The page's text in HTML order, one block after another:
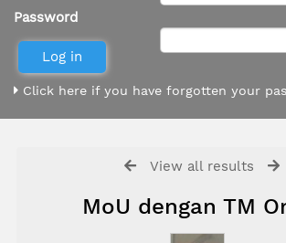
Password
Click here if you have forgotten your
View all results
MoU dengan TM